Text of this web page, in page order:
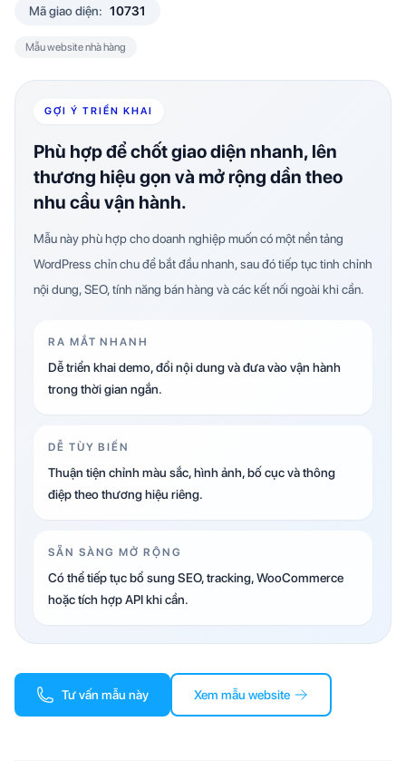
Mã giao diện: 10731
Mẫu website nhà hàng
GỢI Ý TRIỂN KHAI
Phù hợp để chốt giao diện nhanh, lên
thương hiệu gọn và mở rộng dần theo
nhu cầu vận hành.
Mẫu này phù hợp cho doanh nghiệp muốn có một nền tảng
WordPress chỉn chu để bắt đầu nhanh, sau đó tiếp tục tinh chỉnh
nội dung, SEO, tính năng bán hàng và các kết nối ngoài khi cần.
RA MẮT NHANH
Dễ triển khai demo, đổi nội dung và đưa vào vận hành
trong thời gian ngắn.
DỄ TÙY BIẾN
Thuận tiện chỉnh màu sắc, hình ảnh, bố cục và thông
điệp theo thương hiệu riêng.
SẴN SÀNG MỞ RỘNG
Có thể tiếp tục bổ sung SEO, tracking, WooCommerce
hoặc tích hợp API khi cần.
Tư vấn mẫu này Xem mẫu website